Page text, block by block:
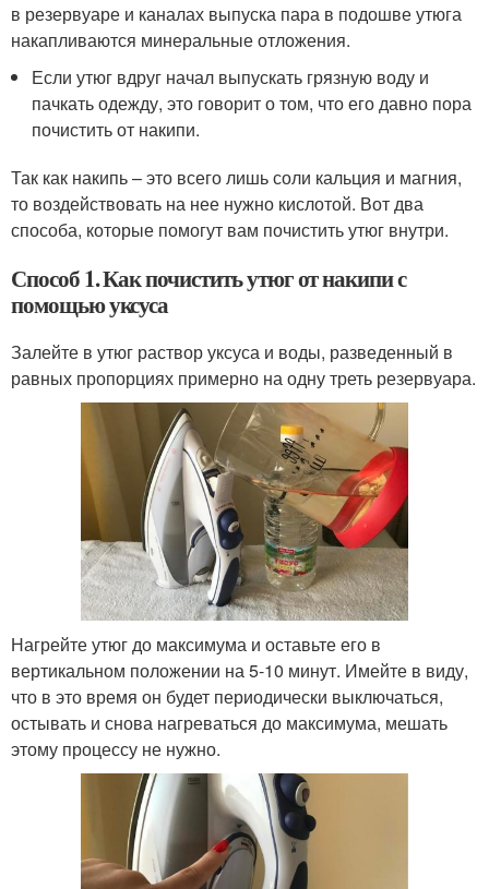
в резервуаре и каналах выпуска пара в подошве утюга
накапливаются минеральные отложения.
Если утюг вдруг начал выпускать грязную воду и
пачкать одежду, это говорит о том, что его давно пора
почистить от накипи.
Так как накипь – это всего лишь соли кальция и магния,
то воздействовать на нее нужно кислотой. Вот два
способа, которые помогут вам почистить утюг внутри.
Способ 1. Как почистить утюг от накипи с
помощью уксуса
Залейте в утюг раствор уксуса и воды, разведенный в
равных пропорциях примерно на одну треть резервуара.
Нагрейте утюг до максимума и оставьте его в
вертикальном положении на 5-10 минут. Имейте в виду,
что в это время он будет периодически выключаться,
остывать и снова нагреваться до максимума, мешать
этому процессу не нужно.